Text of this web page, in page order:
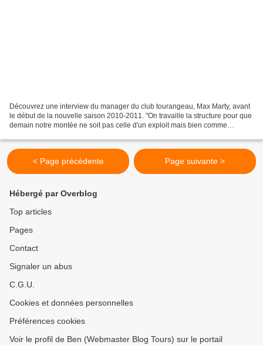
Découvrez une interview du manager du club tourangeau, Max Marty, avant
le début de la nouvelle saison 2010-2011. "On travaille la structure pour que
demain notre montée ne soit pas celle d'un exploit mais bien comme
< Page précédente Page suivante >
Hébergé par Overblog
Top articles
Pages
Contact
Signaler un abus
C.G.U.
Cookies et données personnelles
Préférences cookies
Voir le profil de Ben (Webmaster Blog Tours) sur le portail